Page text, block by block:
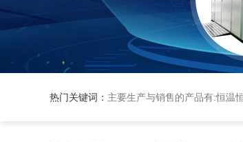
热门关键词： 主要生产与销售的产品有:恒温恒湿试验箱、交变湿热试验箱、高低温交变试验箱、冷热